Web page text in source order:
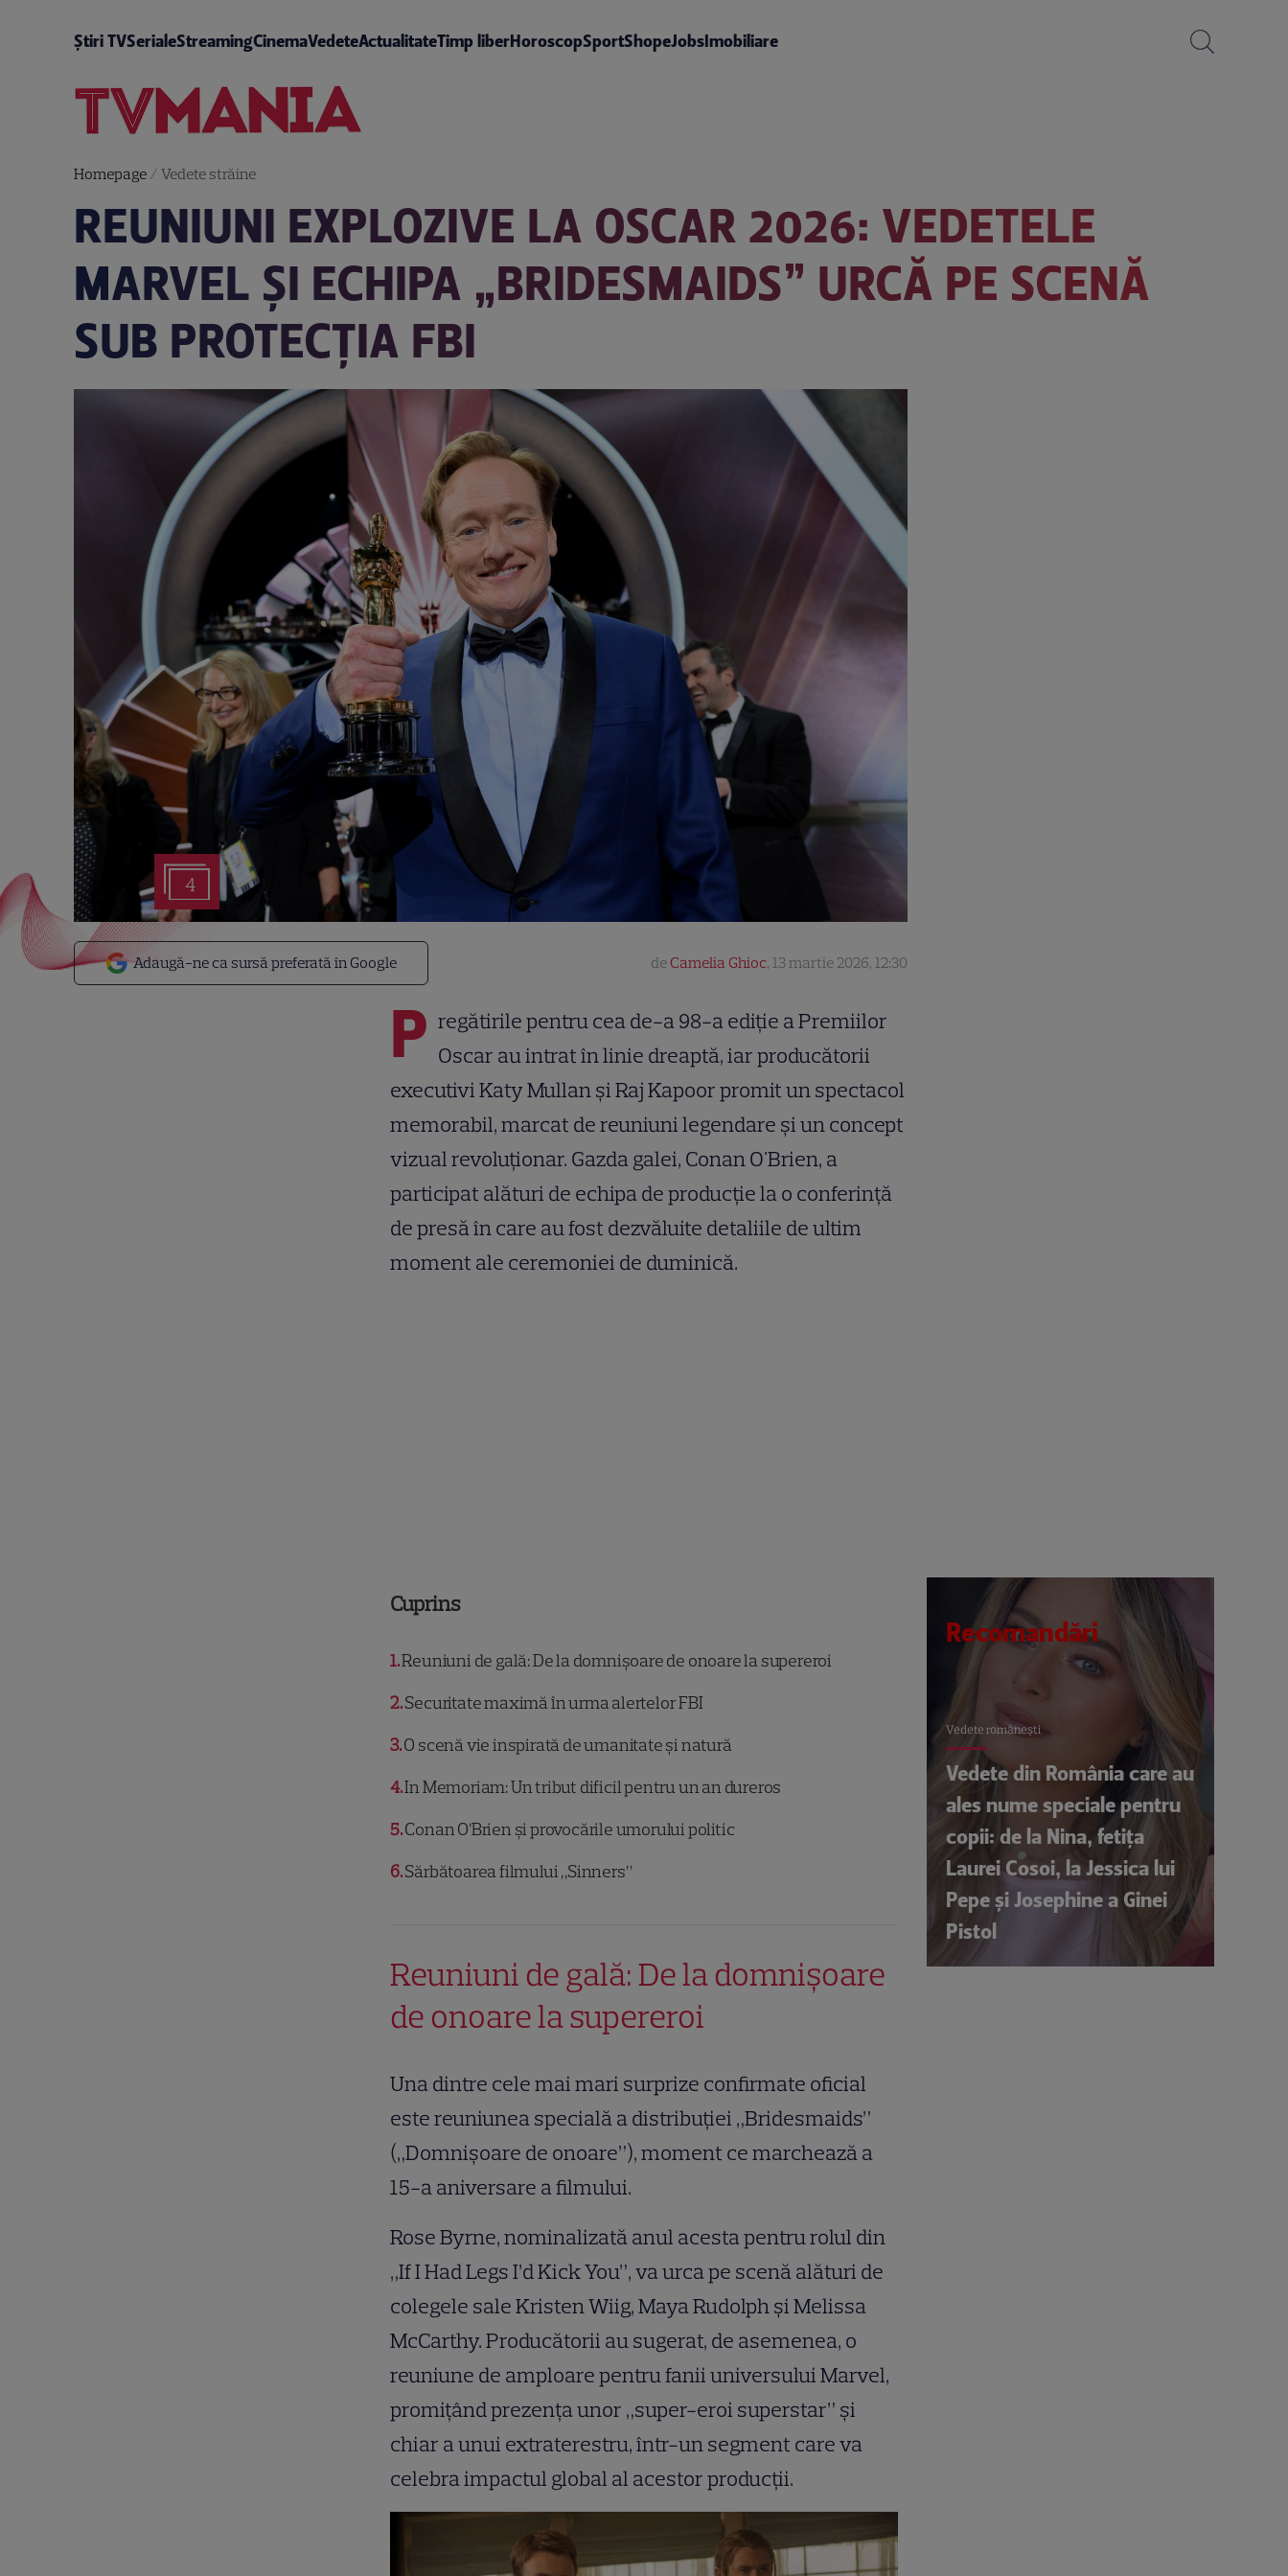
Știri TVSerialeStreamingCinemaVedeteActualitateTimp liberHoroscopSportShopeJobsImobiliare
Homepage/ Vedete străine
REUNIUNI EXPLOZIVE LA OSCAR 2026: VEDETELE
MARVEL ȘI ECHIPA „BRIDESMAIDS” URCĂ PE SCENĂ
SUB PROTECȚIA FBI
4
Adaugă-ne ca sursă preferată în Google de Camelia Ghioc, 13 martie 2026, 12:30
P regătirile pentru cea de-a 98-a ediție a Premiilor
Oscar au intrat în linie dreaptă, iar producătorii
executivi Katy Mullan și Raj Kapoor promit un spectacol
memorabil, marcat de reuniuni legendare și un concept
vizual revoluționar. Gazda galei, Conan O'Brien, a
participat alături de echipa de producție la o conferință
de presă în care au fost dezvăluite detaliile de ultim
moment ale ceremoniei de duminică.
Cuprins
1Reuniuni de gală: De la domnișoare de onoare la supereroi
2Securitate maximă în urma alertelor FBI
3O scenă vie inspirată de umanitate și natură
4In Memoriam: Un tribut dificil pentru un an dureros
5Conan O’Brien și provocările umorului politic
6Sărbătoarea filmului „Sinners”
Reuniuni de gală: De la domnișoare
de onoare la supereroi
Una dintre cele mai mari surprize confirmate oficial
este reuniunea specială a distribuției „Bridesmaids”
(„Domnișoare de onoare”), moment ce marchează a
15-a aniversare a filmului.
Rose Byrne, nominalizată anul acesta pentru rolul din
„If I Had Legs I’d Kick You”, va urca pe scenă alături de
colegele sale Kristen Wiig, Maya Rudolph și Melissa
McCarthy. Producătorii au sugerat, de asemenea, o
reuniune de amploare pentru fanii universului Marvel,
promițând prezența unor „super-eroi superstar” și
chiar a unui extraterestru, într-un segment care va
celebra impactul global al acestor producții.
Recomandări
Vedete româneşti
Vedete din România care au
ales nume speciale pentru
copii: de la Nina, fetița
Laurei Cosoi, la Jessica lui
Pepe și Josephine a Ginei
Pistol